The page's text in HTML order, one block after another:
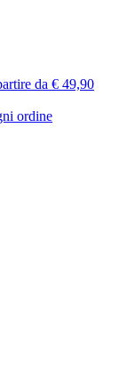
da € 49,90
ordine